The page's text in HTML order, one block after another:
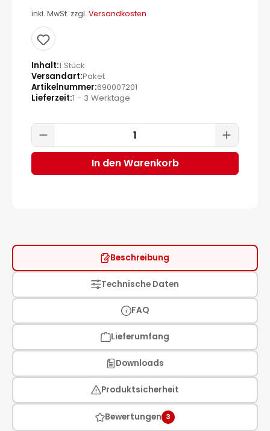
inkl. MwSt. zzgl. Versandkosten
Inhalt 1 Stück
Versandart Paket
Artikelnummer 690007201
Lieferzeit 1 - 3 Werktage
Produkt Anzahl: Gib den
In den Warenkorb
Beschreibung
Technische Daten
FAQ
Lieferumfang
Downloads
Produktsicherheit
Bewertungen 3